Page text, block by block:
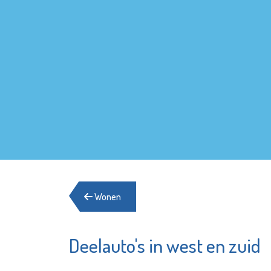
Wonen
Deelauto's in west en zuid
Argos Zorggroep YETS